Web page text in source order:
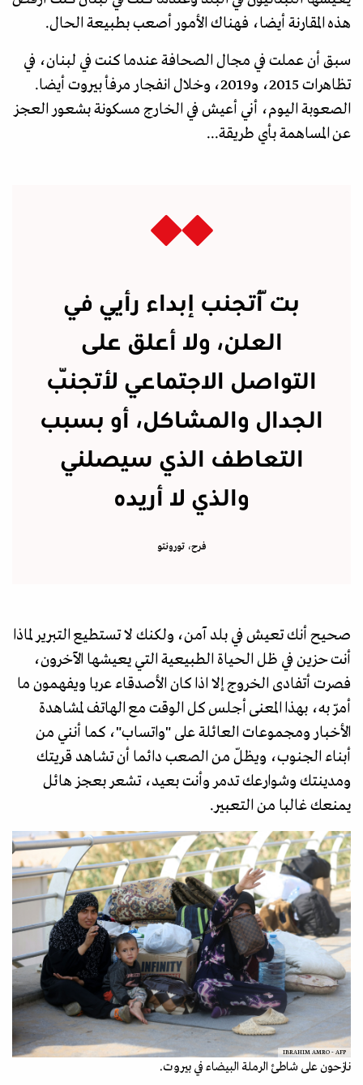
هذه المقارنة أيضا، فهناك الأمور أصعب بطبيعة الحال.
سبق أن عملت في مجال الصحافة عندما كنت في لبنان، في
تظاهرات 2015، و2019، وخلال انفجار مرفأ بيروت أيضا.
الصعوبة اليوم، أني أعيش في الخارج مسكونة بشعور العجز
عن المساهمة بأي طريقة...
بتّ أتجنب إبداء رأيي في
العلن، ولا أعلق على
التواصل الاجتماعي لأتجنّب
الجدال والمشاكل، أو بسبب
التعاطف الذي سيصلني
والذي لا أريده
فرح، تورونتو
صحيح أنك تعيش في بلد آمن، ولكنك لا تستطيع التبرير لماذا
أنت حزين في ظل الحياة الطبيعية التي يعيشها الآخرون،
فصرت أتفادى الخروج إلا اذا كان الأصدقاء عربا ويفهمون ما
أمرّ به، بهذا المعنى أجلس كل الوقت مع الهاتف لمشاهدة
الأخبار ومجموعات العائلة على "واتساب"، كما أنني من
أبناء الجنوب، ويظلّ من الصعب دائما أن تشاهد قريتك
ومدينتك وشوارعك تدمر وأنت بعيد، تشعر بعجز هائل
يمنعك غالبا من التعبير.
IBRAHIM AMRO - AFP
نازحون على شاطئ الرملة البيضاء في بيروت.